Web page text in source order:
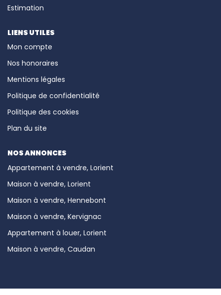
Estimation
LIENS UTILES
Mon compte
Nos honoraires
Mentions légales
Politique de confidentialité
Politique des cookies
Plan du site
NOS ANNONCES
Appartement à vendre, Lorient
Maison à vendre, Lorient
Maison à vendre, Hennebont
Maison à vendre, Kervignac
Appartement à louer, Lorient
Maison à vendre, Caudan